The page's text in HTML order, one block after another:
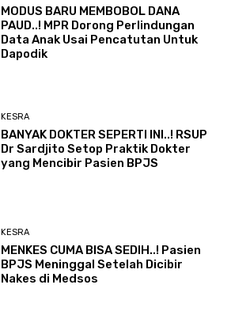
MODUS BARU MEMBOBOL DANA
PAUD..! MPR Dorong Perlindungan
Data Anak Usai Pencatutan Untuk
Dapodik
KESRA
BANYAK DOKTER SEPERTI INI..! RSUP
Dr Sardjito Setop Praktik Dokter
yang Mencibir Pasien BPJS
KESRA
MENKES CUMA BISA SEDIH..! Pasien
BPJS Meninggal Setelah Dicibir
Nakes di Medsos